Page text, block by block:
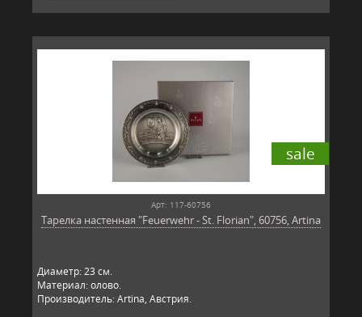
sale
Арт: 117-60756
Тарелка настенная "Feuerwehr - St. Florian", 60756, Artina
Диаметр: 23 см.
Материал: олово.
Производитель: Artina, Австрия.